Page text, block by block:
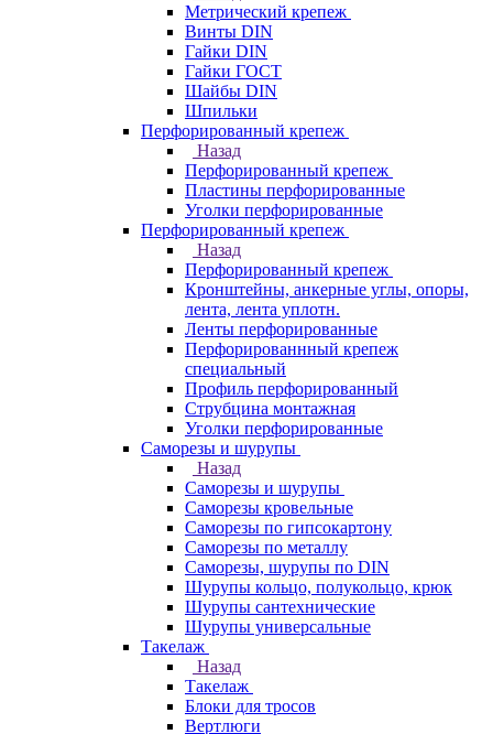
Метрический крепеж
Винты DIN
Гайки DIN
Гайки ГОСТ
Шайбы DIN
Шпильки
Перфорированный крепеж
Назад
Перфорированный крепеж
Пластины перфорированные
Уголки перфорированные
Перфорированный крепеж
Назад
Перфорированный крепеж
Кронштейны, анкерные углы, опоры,
лента, лента уплотн.
Ленты перфорированные
Перфорированнный крепеж
специальный
Профиль перфорированный
Струбцина монтажная
Уголки перфорированные
Саморезы и шурупы
Назад
Саморезы и шурупы
Саморезы кровельные
Саморезы по гипсокартону
Саморезы по металлу
Саморезы, шурупы по DIN
Шурупы кольцо, полукольцо, крюк
Шурупы сантехнические
Шурупы универсальные
Такелаж
Назад
Такелаж
Блоки для тросов
Вертлюги